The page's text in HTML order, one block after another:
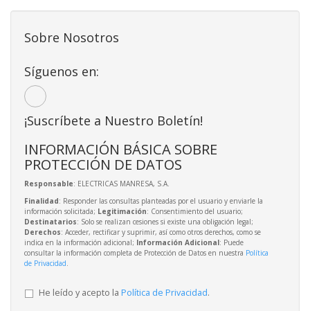
Sobre Nosotros
Síguenos en:
¡Suscríbete a Nuestro Boletín!
INFORMACIÓN BÁSICA SOBRE
PROTECCIÓN DE DATOS
Responsable: ELECTRICAS MANRESA, S.A.
Finalidad: Responder las consultas planteadas por el usuario y enviarle la
información solicitada; Legitimación: Consentimiento del usuario;
Destinatarios: Solo se realizan cesiones si existe una obligación legal;
Derechos: Acceder, rectificar y suprimir, así como otros derechos, como se
indica en la información adicional; Información Adicional: Puede
consultar la información completa de Protección de Datos en nuestra Política
de Privacidad.
He leído y acepto la Política de Privacidad.